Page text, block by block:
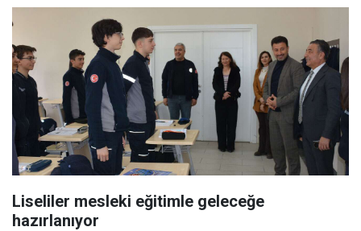
Liseliler mesleki eğitimle geleceğe
hazırlanıyor